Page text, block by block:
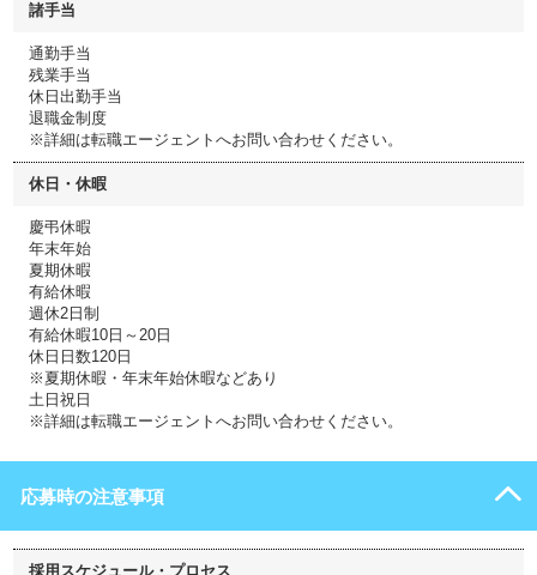
諸手当
通勤手当
残業手当
休日出勤手当
退職金制度
※詳細は転職エージェントへお問い合わせください。
休日・休暇
慶弔休暇
年末年始
夏期休暇
有給休暇
週休2日制
有給休暇10日～20日
休日日数120日
※夏期休暇・年末年始休暇などあり
土日祝日
※詳細は転職エージェントへお問い合わせください。
応募時の注意事項
採用スケジュール・プロセス